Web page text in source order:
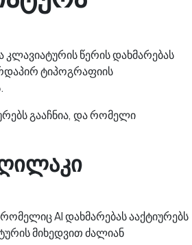
კლავიატურის წერის დახმარებას
ტიპოგრაფიის
გააჩნია, და რომელი
AI დახმარებას ააქტიურებს
მიხედვით ძალიან